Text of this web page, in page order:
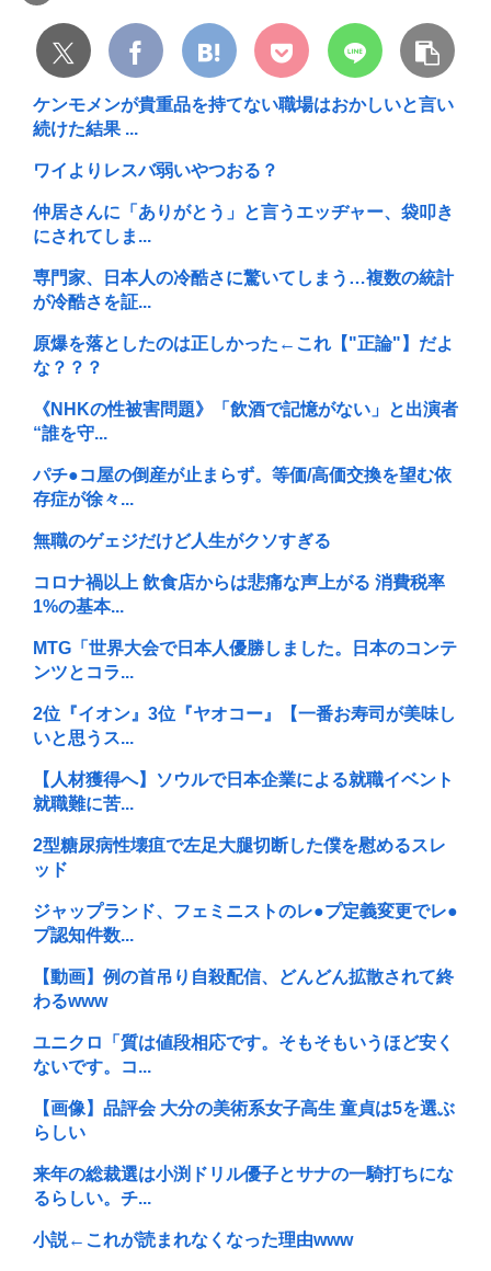
ケンモメンが貴重品を持てない職場はおかしいと言い
続けた結果 ...
ワイよりレスバ弱いやつおる？
仲居さんに「ありがとう」と言うエッヂャー、袋叩き
にされてしま...
専門家、日本人の冷酷さに驚いてしまう…複数の統計
が冷酷さを証...
原爆を落としたのは正しかった←これ【"正論"】だよ
な？？？
《NHKの性被害問題》「飲酒で記憶がない」と出演者
“誰を守...
パチ●コ屋の倒産が止まらず。等価/高価交換を望む依
存症が徐々...
無職のゲェジだけど人生がクソすぎる
コロナ禍以上 飲食店からは悲痛な声上がる 消費税率
1%の基本...
MTG「世界大会で日本人優勝しました。日本のコンテ
ンツとコラ...
2位『イオン』3位『ヤオコー』【一番お寿司が美味し
いと思うス...
【人材獲得へ】ソウルで日本企業による就職イベント
就職難に苦...
2型糖尿病性壊疽で左足大腿切断した僕を慰めるスレ
ッド
ジャップランド、フェミニストのレ●プ定義変更でレ●
プ認知件数...
【動画】例の首吊り自殺配信、どんどん拡散されて終
わるwww
ユニクロ「質は値段相応です。そもそもいうほど安く
ないです。コ...
【画像】品評会 大分の美術系女子高生 童貞は5を選ぶ
らしい
来年の総裁選は小渕ドリル優子とサナの一騎打ちにな
るらしい。チ...
小説←これが読まれなくなった理由www